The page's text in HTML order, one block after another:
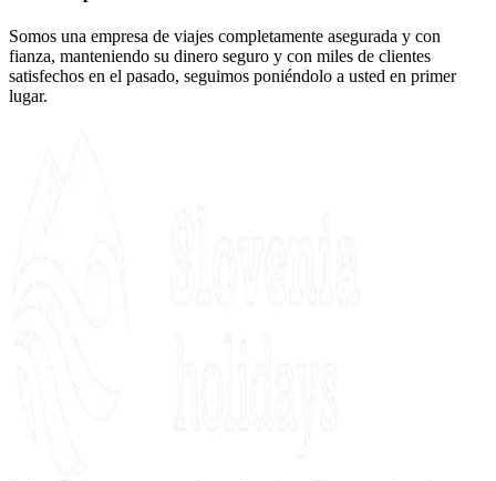
Somos una empresa de viajes completamente asegurada y con
fianza, manteniendo su dinero seguro y con miles de clientes
satisfechos en el pasado, seguimos poniéndolo a usted en primer
lugar.